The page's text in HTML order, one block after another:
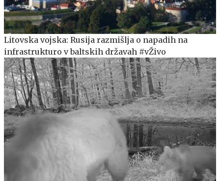
Litovska vojska: Rusija razmišlja o napadih na
infrastrukturo v baltskih državah #vŽivo